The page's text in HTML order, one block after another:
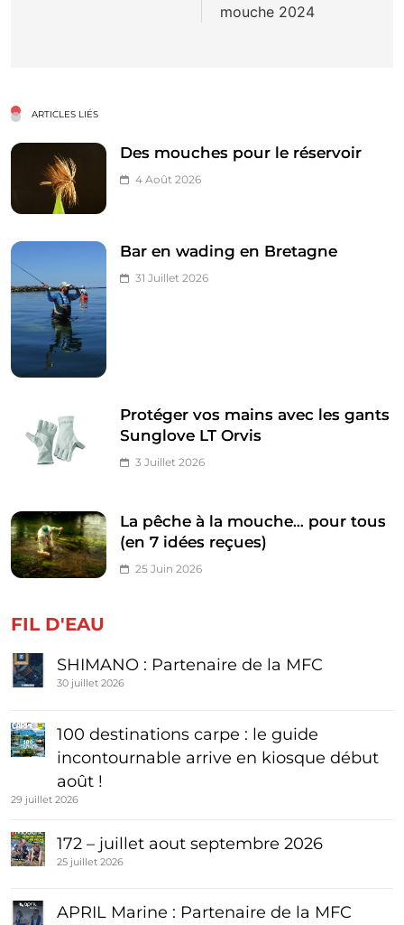
mouche 2024
ARTICLES LIÉS
Des mouches pour le réservoir
4 Août 2026
Bar en wading en Bretagne
31 Juillet 2026
Protéger vos mains avec les gants
Sunglove LT Orvis
3 Juillet 2026
La pêche à la mouche… pour tous
(en 7 idées reçues)
25 Juin 2026
FIL D'EAU
SHIMANO : Partenaire de la MFC
30 juillet 2026
100 destinations carpe : le guide
incontournable arrive en kiosque début
août !
29 juillet 2026
172 – juillet aout septembre 2026
25 juillet 2026
APRIL Marine : Partenaire de la MFC